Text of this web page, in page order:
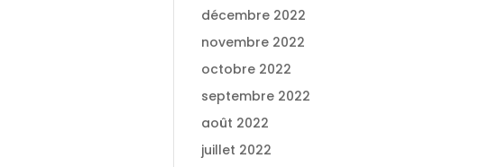
décembre 2022
novembre 2022
octobre 2022
septembre 2022
août 2022
juillet 2022